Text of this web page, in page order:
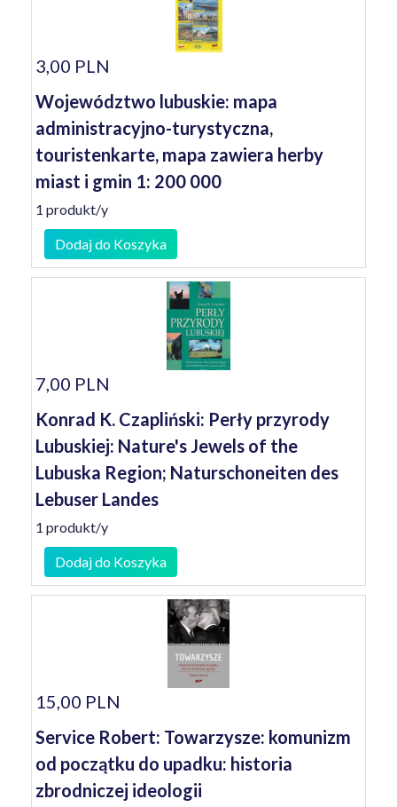
3,00 PLN
Województwo lubuskie: mapa
administracyjno-turystyczna,
touristenkarte, mapa zawiera herby
miast i gmin 1: 200 000
1 produkt/y
Dodaj do Koszyka
7,00 PLN
Konrad K. Czapliński: Perły przyrody
Lubuskiej: Nature's Jewels of the
Lubuska Region; Naturschoneiten des
Lebuser Landes
1 produkt/y
Dodaj do Koszyka
15,00 PLN
Service Robert: Towarzysze: komunizm
od początku do upadku: historia
zbrodniczej ideologii